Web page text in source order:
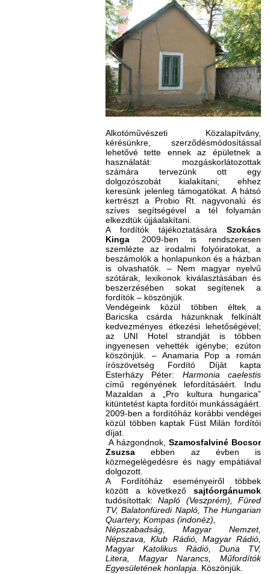
Alkotóművészeti Közalapítvány,
kérésünkre, szerződésmódosítással
lehetővé tette ennek az épületnek a
használatát: mozgáskorlátozottak
számára tervezünk ott egy
dolgozószobát kialakítani; ehhez
keresünk jelenleg támogatókat. A hátsó
kertrészt a Probio Rt. nagyvonalú és
szíves segítségével a tél folyamán
elkezdtük újjáalakítani.
A fordítók tájékoztatására Szokács
Kinga 2009-ben is rendszeresen
szemlézte az irodalmi folyóiratokat, a
beszámolók a honlapunkon és a házban
is olvashatók. – Nem magyar nyelvű
szótárak, lexikonok kiválasztásában és
beszerzésében sokat segítenek a
fordítók – köszönjük.
Vendégeink közül többen éltek a
Baricska csárda házunknak felkínált
kedvezményes étkezési lehetőségével;
az UNI Hotel strandját is többen
ingyenesen vehették igénybe; ezúton
köszönjük. – Anamaria Pop a román
írószövetség Fordító Díját kapta
Esterházy Péter: Harmonia caelestis
című regényének lefordításáért. Indu
Mazaldan a „Pro kultura hungarica”
kitüntetést kapta fordítói munkásságáért.
2009-ben a fordítóház korábbi vendégei
közül többen kaptak Füst Milán fordítói
díjat.
A házgondnok, Szamosfalviné Bocsor
Zsuzsa ebben az évben is
közmegelégedésre és nagy empátiával
dolgozott.
A Fordítóház eseményeiről többek
között a következő sajtóorgánumok
tudósítottak:Napló (Veszprém), Füred
TV, Balatonfüredi Napló, The Hungarian
Quartery, Kompas (indonéz),
Népszabadság, Magyar Nemzet,
Népszava, Klub Rádió, Magyar Rádió,
Magyar Katolikus Rádió, Duna TV,
Litera, Magyar Narancs, Műfordítók
Egyesületének honlapja.
Köszönjük.